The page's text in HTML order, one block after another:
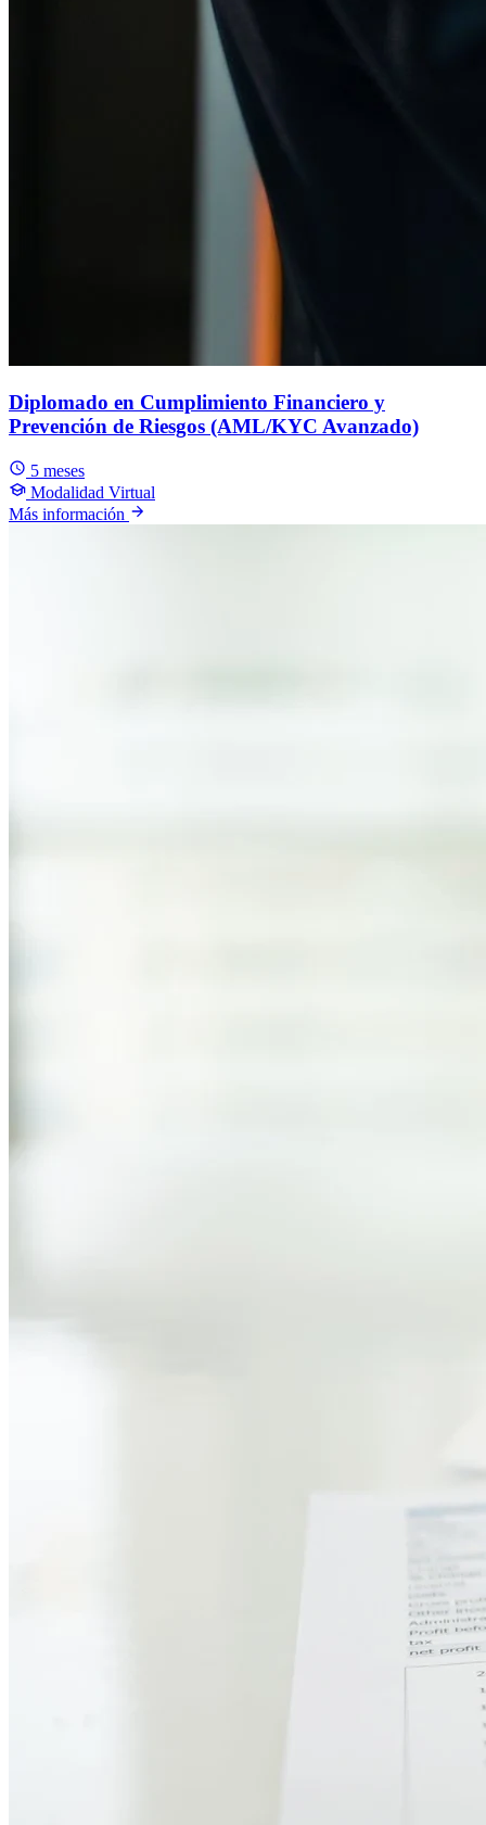
Diplomado en Cumplimiento Financiero y
Prevención de Riesgos (AML/KYC Avanzado)
5 meses
Modalidad Virtual
Más información